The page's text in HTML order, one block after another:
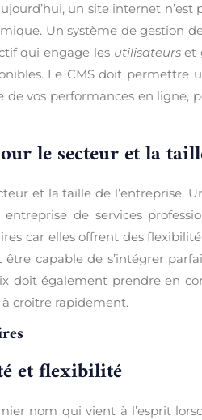
un site internet
Un système de gestion
qui engage les utilisateurset
Le CMS doit permettre
de vos performances en ligne,
le secteur et la
et la taille de l’entreprise.
de services
car elles offrent des
être capable de s’intégrer
doit également prendre en
croître rapidement.
et flexibilité
nom qui vient à l’esprit